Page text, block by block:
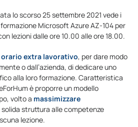
lo scorso 25 settembre 2021 vede i
Microsoft Azure AZ-104 per
lezioni dalle ore 10.00 alle ore 18.00.
extra lavorativo, per dare modo
o dall’azienda, di dedicare uno
alla loro formazione. Caratteristica
è proporre un modello
volto a massimizzare
solida struttura alle competenze
lezione.